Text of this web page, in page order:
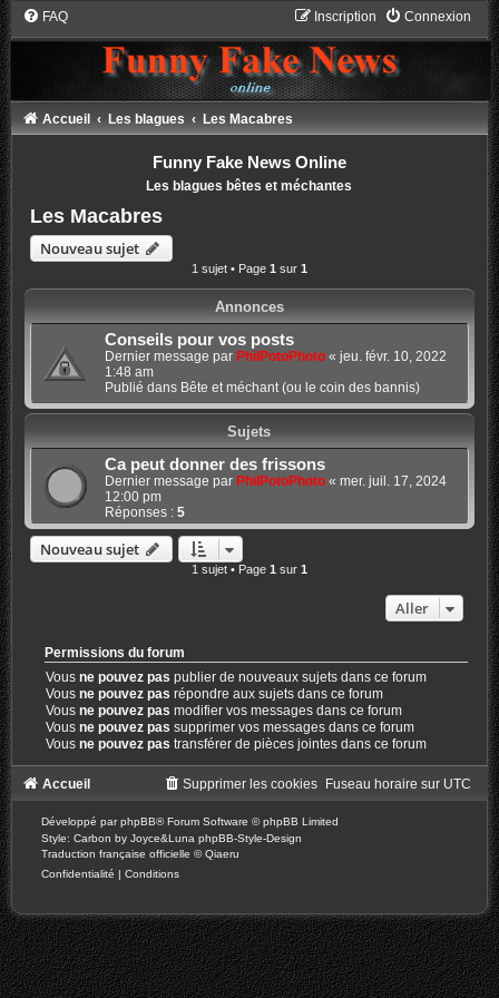
FAQ Connexion
Inscription
Accueil Les blagues Les Macabres
Funny Fake News Online
Les blagues bêtes et méchantes
Les Macabres
Nouveau sujet
1 sujet • Page 1 sur 1
Annonces
Conseils pour vos posts
Dernier message par PhilPotoPhoto« jeu. févr. 10, 2022
1:48 am
Publié dans Bête et méchant (ou le coin des bannis)
Sujets
Ca peut donner des frissons
Dernier message par PhilPotoPhoto« mer. juil. 17, 2024
12:00 pm
Réponses : 5
Nouveau sujet
1 sujet • Page 1 sur 1
Aller
Permissions du forum
Vousne pouvez pas publier de nouveaux sujets dans ce forum
Vousne pouvez pas répondre aux sujets dans ce forum
Vousne pouvez pas modifier vos messages dans ce forum
Vousne pouvez pas supprimer vos messages dans ce forum
Vousne pouvez pas transférer de pièces jointes dans ce forum
Accueil Fuseau horaire sur UTC
Supprimer les cookies
Développé parphpBB® Forum Software © phpBB Limited
Style: Carbon by Joyce&Luna phpBB-Style-Design
Traduction française officielle ©Qiaeru
Confidentialité | Conditions